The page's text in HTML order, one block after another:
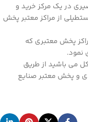
در یک مرکز خرید و
از مراکز معتبر پخش
پخش معتبری که
نمود.
می باشید از طریق
و پخش معتبر صنایع